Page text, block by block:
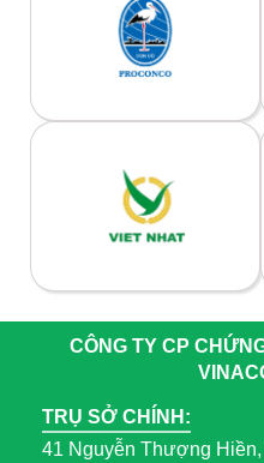
CÔNG TY CP
TRỤ SỞ CHÍNH:
41 Nguyễn Thượng Hiền,